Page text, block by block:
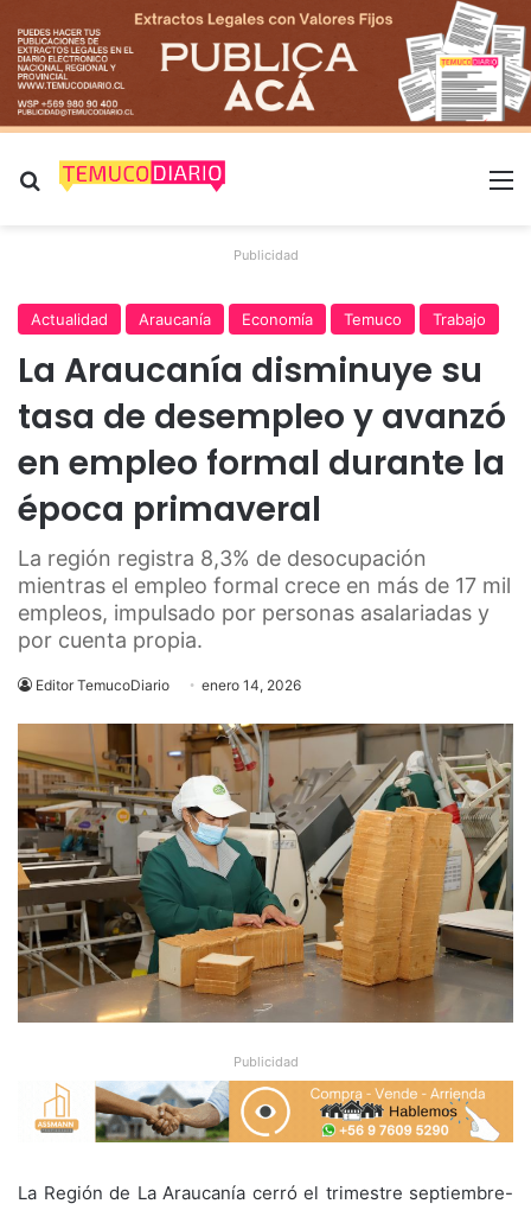
Buscar por
Publicidad
Actualidad Araucanía Economía Temuco Trabajo
La Araucanía disminuye su
tasa de desempleo y avanzó
en empleo formal durante la
época primaveral
La región registra 8,3% de desocupación
mientras el empleo formal crece en más de 17 mil
empleos, impulsado por personas asalariadas y
por cuenta propia.
Editor TemucoDiario enero 14, 2026
Publicidad
La Región de La Araucanía cerró el trimestre septiembre-